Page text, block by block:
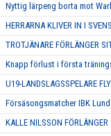
Nyttig lärpeng borta mot
HERRARNA KLIVER IN I
TROTJÄNARE FÖRLÄNGER
Knapp förlust i första
U19-LANDSLAGSSPELARE
Försäsongsmatcher IBK
KALLE NILSSON